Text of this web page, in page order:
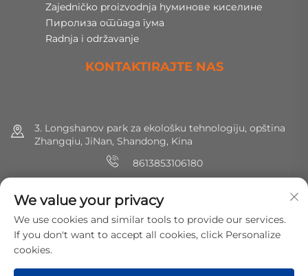
Zajedničko proizvodnja hуминове киселине
Пиролиза отпада гума
Radnja i održavanje
KONTAKTIRAJTE NAS
3. Longshanov park za ekološku tehnologiju, opština
Zhangqiu, JiNan, Shandong, Kina
8613853106180
[email protected]
Technology Co., Ltd. Sva prava zadržana.
We value your privacy
We use cookies and similar tools to provide our services.
If you don't want to accept all cookies, click Personalize
cookies.